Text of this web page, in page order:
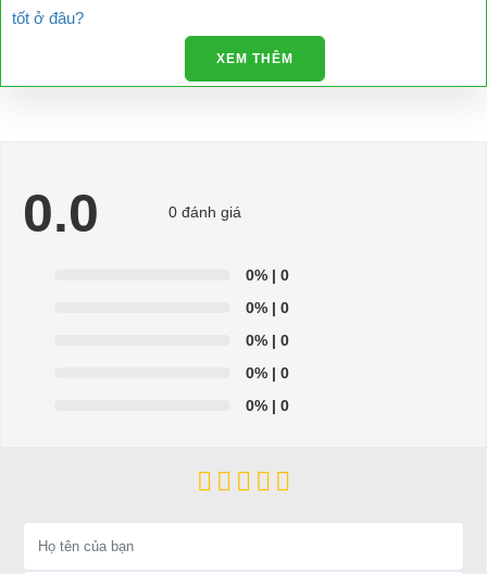
tốt ở đâu?
Để được tư vấn thêm về cách sử dụng xe ô tô điện để tăng tuổi thọ
cho xe hoặc có vấn đề gì cần được hỗ trợ, quý khách vui lòng liên
Địa chỉ: 845 Quốc Lộ 13, Phường Hiệp Bình Phước, Thành phố
XEM THÊM
0.0 0 đánh giá
0% | 0
0% | 0
0% | 0
0% | 0
0% | 0